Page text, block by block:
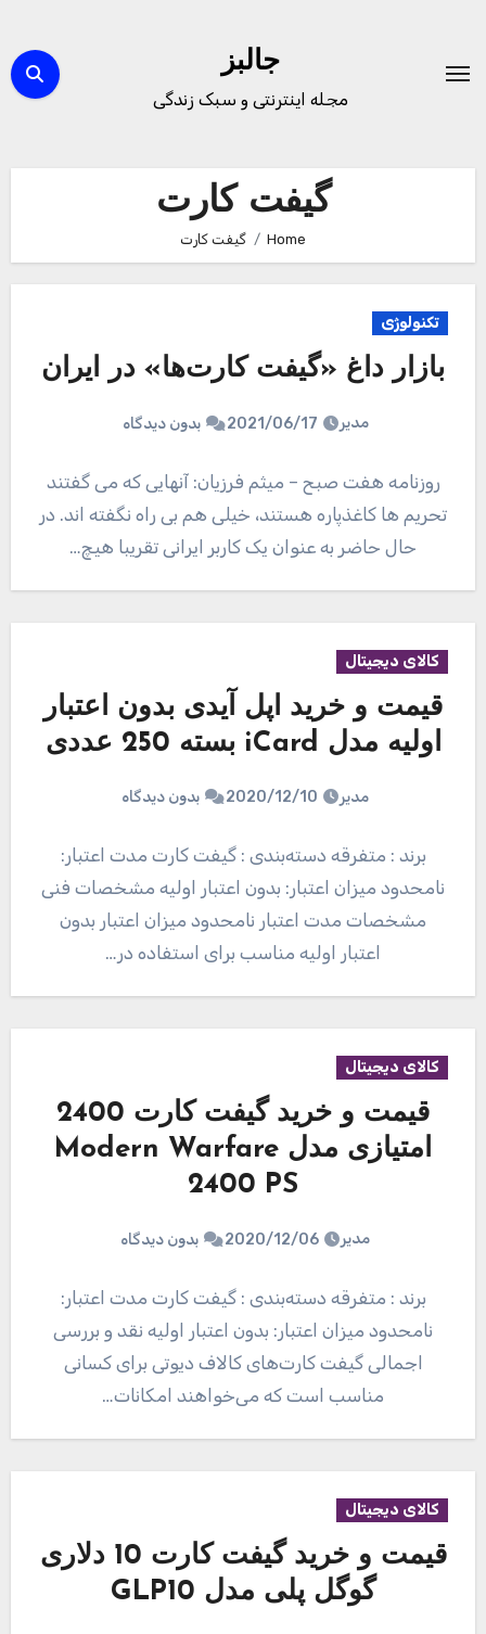
content
جالبز
مجله اینترنتی و سبک زندگی
گیفت کارت
Home گیفت کارت
تکنولوژی
بازار داغ «گیفت کارت‌ها» در ایران
مدیر 2021/06/17 بدون دیدگاه
روزنامه هفت صبح – میثم فرزیان: آنهایی که می گفتند
تحریم ها کاغذپاره هستند، خیلی هم بی راه نگفته اند. در
حال حاضر به عنوان یک کاربر ایرانی تقریبا هیچ…
کالای دیجیتال
قیمت و خرید اپل آیدی بدون اعتبار
اولیه مدل iCard بسته 250 عددی
مدیر 2020/12/10 بدون دیدگاه
برند : متفرقه دسته‌بندی : گیفت کارت مدت اعتبار:
نامحدود میزان اعتبار: بدون اعتبار اولیه مشخصات فنی
مشخصات مدت اعتبار نامحدود میزان اعتبار بدون
اعتبار اولیه مناسب برای استفاده در…
کالای دیجیتال
قیمت و خرید گیفت کارت 2400
امتیازی مدل Modern Warfare
2400 PS
مدیر 2020/12/06 بدون دیدگاه
برند : متفرقه دسته‌بندی : گیفت کارت مدت اعتبار:
نامحدود میزان اعتبار: بدون اعتبار اولیه نقد و بررسی
اجمالی گیفت کارت‌های کالاف دیوتی برای کسانی
مناسب است که می‌خواهند امکانات…
کالای دیجیتال
قیمت و خرید گیفت کارت 10 دلاری
گوگل پلی مدل GLP10